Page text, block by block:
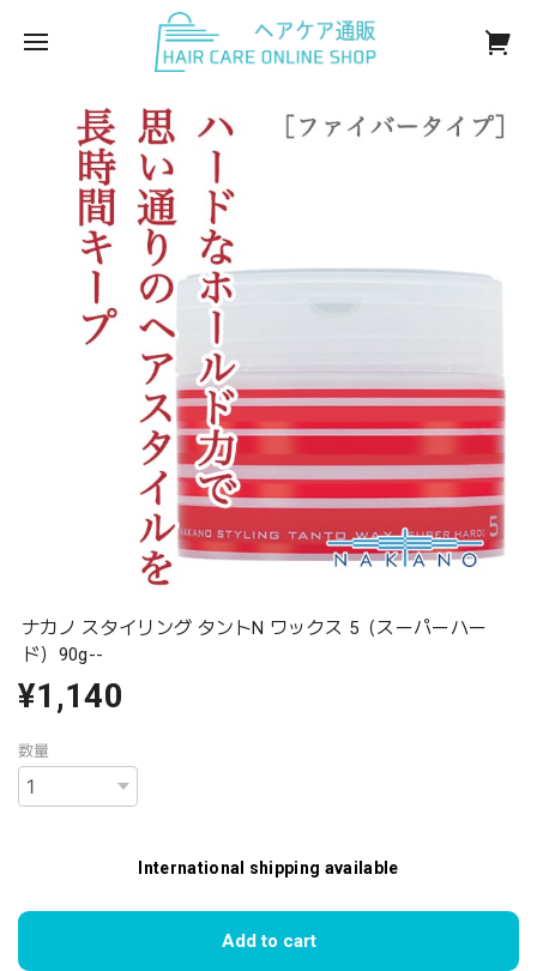
ナカノ スタイリング タントN ワックス 5（スーパーハー
ド）90g--
¥1,140
数量
International shipping available
Add to cart